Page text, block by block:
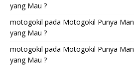
yang Mau ?
motogokil pada Motogokil Punya
yang Mau ?
motogokil pada Motogokil Punya
yang Mau ?